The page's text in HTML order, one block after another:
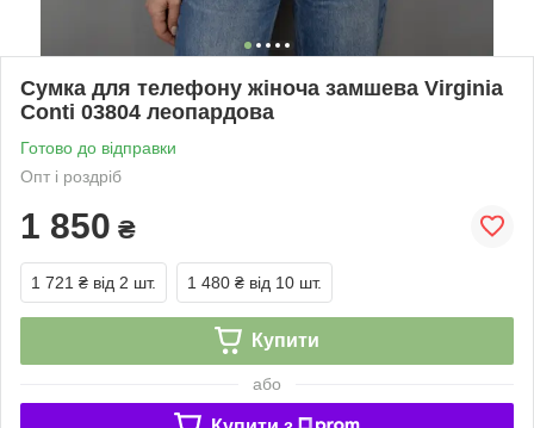
Сумка для телефону жіноча замшева Virginia
Conti 03804 леопардова
Готово до відправки
Опт і роздріб
1 850 ₴
1 721 ₴ від 2 шт. 1 480 ₴ від 10 шт.
Купити
або